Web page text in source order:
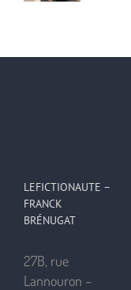
LEFICTIONAUTE –
FRANCK
BRÉNUGAT
27B, rue
Lannouron –